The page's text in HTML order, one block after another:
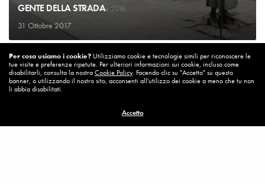
GENTE DELLA STRADA
31 Ottobre 2017
15 Ottobre 2018
La vita vince sempre
8 Ottobre 2018
Per cosa usiamo i cookie? Utilizziamo cookie e tecnologie simili per riconoscere le
tue visite e preferenze ripetute. Per ulteriori informazioni sui cookie, incluso come
disabilitarli, consulta la nostraCookie Policy. Facendo clic su "Accetto" su questo
banner, o utilizzando il nostro sito, acconsenti all'utilizzo dei cookie a meno che tu non
li abbia disabilitati.
Accetto